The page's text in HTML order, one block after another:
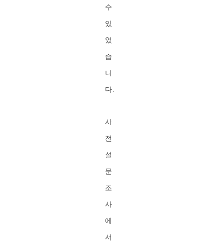
수
있
었
습
니
다.
사
전
설
문
조
사
에
서